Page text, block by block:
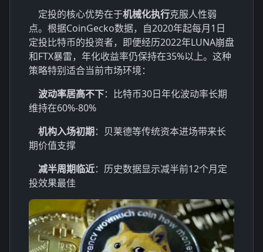
定投的核心优势在于机械化执行克服人性弱
点。根据CoinGecko数据，自2020年起每月1日
定投比特币的投资者，即便经历2022年LUNA崩盘
和FTX暴雷，年化收益率仍保持在35%以上。这种
策略特别适合当前市场环境：
波动率居高不下：比特币30日年化波动率长期
维持在60%-80%
机构入场初期：贝莱德等传统资本进场带来长
期价值支撑
减半周期临近：历史数据显示减半前12个月定
投效果最佳